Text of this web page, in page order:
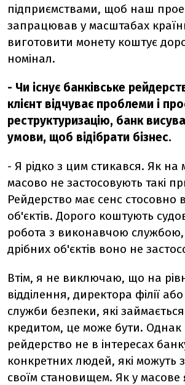
підприємствами, щоб наш
запрацював у масштабах
виготовити монету коштує
номінал.
- Чи існує банківське
клієнт відчуває проблеми і
реструктуризацію, банк
умови, щоб відібрати бізнес.
- Я рідко з цим стикався. Як на
масово не застосовують такі
Рейдерство має сенс стосовно
об'єктів. Дорого коштують
робота з виконавчою
дрібних об'єктів воно не
Втім, я не виключаю, що на
відділення, директора філії
служби безпеки, які
кредитом, це може бути. Однак
рейдерство не в інтересах
конкретних людей, які можуть
своїм становищем. Як у